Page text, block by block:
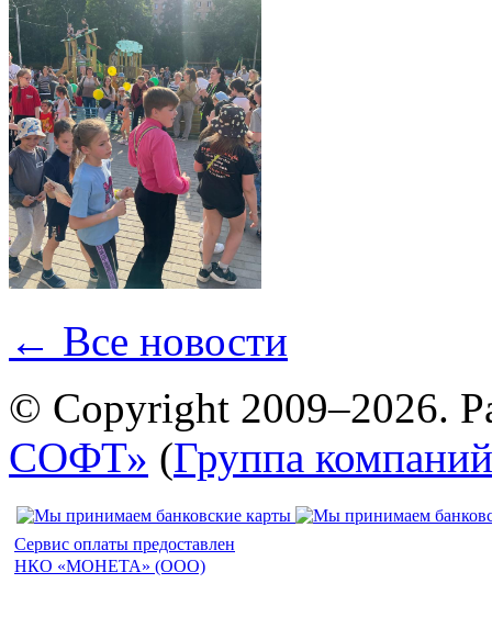
← Все новости
© Copyright 2009–2026.
СОФТ» (Группа
Сервис оплаты предоставлен
НКО «МОНЕТА» (ООО)